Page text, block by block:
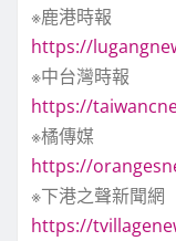
※鹿港時報
https://
※中台灣時報
https://
※橘傳媒
https://
※下港之聲新聞網
https://